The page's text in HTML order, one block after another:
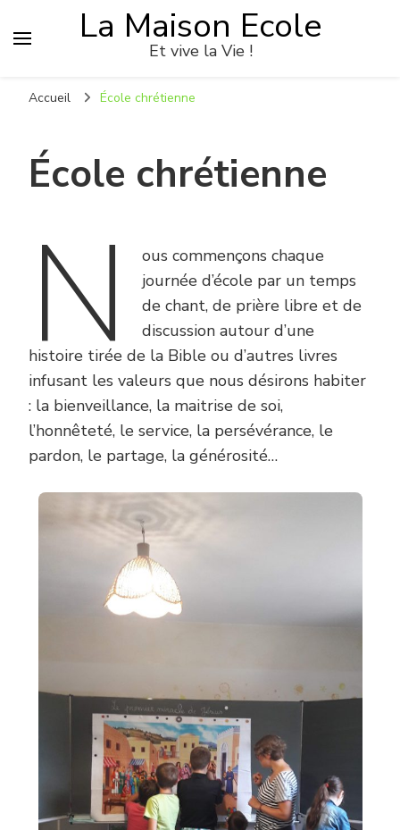
La Maison Ecole
Et vive la Vie !
Accueil École chrétienne
École chrétienne
N
ous commençons chaque
journée d’école par un temps
de chant, de prière libre et de
discussion autour d’une
histoire tirée de la Bible ou d’autres livres
infusant les valeurs que nous désirons habiter
: la bienveillance, la maitrise de soi,
l’honnêteté, le service, la persévérance, le
pardon, le partage, la générosité…